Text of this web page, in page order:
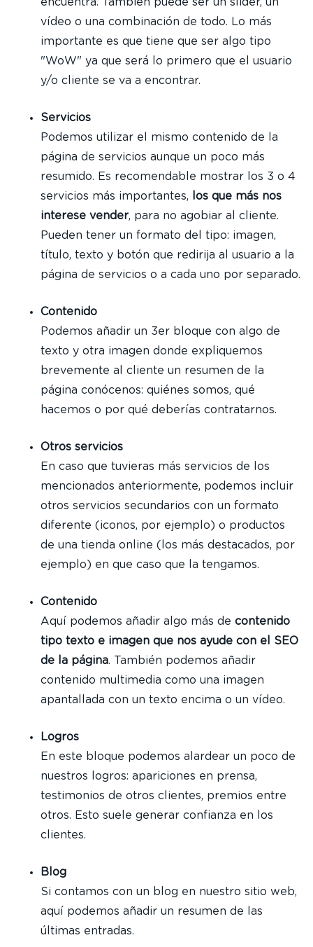
encuentra. También puede ser un slider, un
vídeo o una combinación de todo. Lo más
importante es que tiene que ser algo tipo
"WoW" ya que será lo primero que el usuario
y/o cliente se va a encontrar.
Servicios
Podemos utilizar el mismo contenido de la
página de servicios aunque un poco más
resumido. Es recomendable mostrar los 3 o 4
servicios más importantes, los que más nos
interese vender, para no agobiar al cliente.
Pueden tener un formato del tipo: imagen,
título, texto y botón que redirija al usuario a la
página de servicios o a cada uno por separado.
Contenido
Podemos añadir un 3er bloque con algo de
texto y otra imagen donde expliquemos
brevemente al cliente un resumen de la
página conócenos: quiénes somos, qué
hacemos o por qué deberías contratarnos.
Otros servicios
En caso que tuvieras más servicios de los
mencionados anteriormente, podemos incluir
otros servicios secundarios con un formato
diferente (iconos, por ejemplo) o productos
de una tienda online (los más destacados, por
ejemplo) en que caso que la tengamos.
Contenido
Aquí podemos añadir algo más de contenido
tipo texto e imagen que nos ayude con el SEO
de la página. También podemos añadir
contenido multimedia como una imagen
apantallada con un texto encima o un vídeo.
Logros
En este bloque podemos alardear un poco de
nuestros logros: apariciones en prensa,
testimonios de otros clientes, premios entre
otros. Esto suele generar confianza en los
clientes.
Blog
Si contamos con un blog en nuestro sitio web,
aquí podemos añadir un resumen de las
últimas entradas.